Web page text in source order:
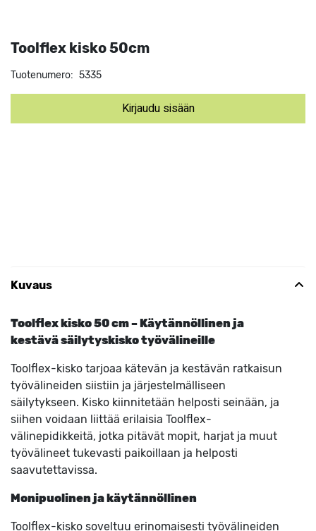
Toolflex kisko 50cm
Tuotenumero: 5335
Kirjaudu sisään
Kuvaus
Toolflex kisko 50 cm – Käytännöllinen ja
kestävä säilytyskisko työvälineille
Toolflex-kisko tarjoaa kätevän ja kestävän ratkaisun
työvälineiden siistiin ja järjestelmälliseen
säilytykseen. Kisko kiinnitetään helposti seinään, ja
siihen voidaan liittää erilaisia Toolflex-
välinepidikkeitä, jotka pitävät mopit, harjat ja muut
työvälineet tukevasti paikoillaan ja helposti
saavutettavissa.
Monipuolinen ja käytännöllinen
Toolflex-kisko soveltuu erinomaisesti työvälineiden